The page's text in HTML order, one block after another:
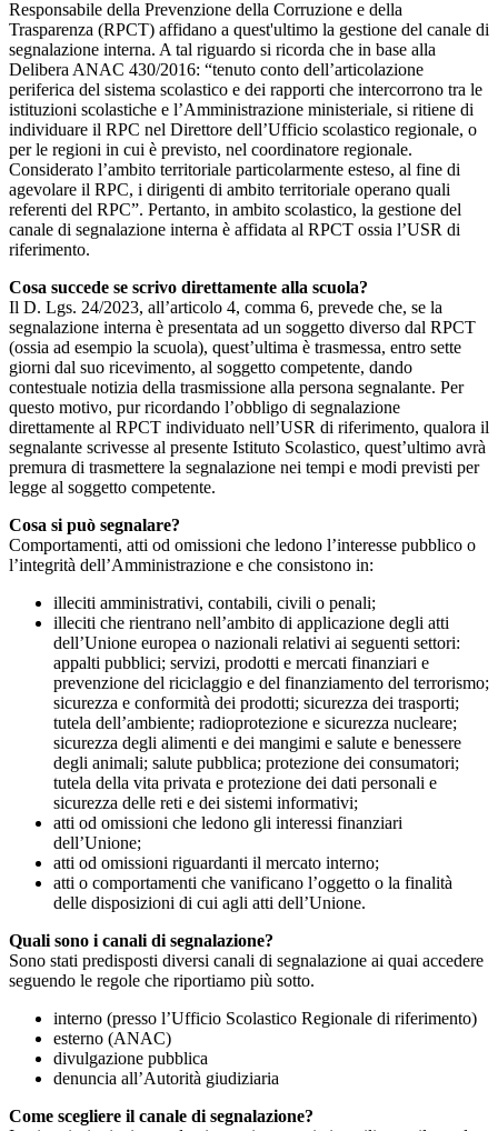
Responsabile della Prevenzione della Corruzione e della
Trasparenza (RPCT) affidano a quest'ultimo la gestione del canale di
segnalazione interna. A tal riguardo si ricorda che in base alla
Delibera ANAC 430/2016: “tenuto conto dell’articolazione
periferica del sistema scolastico e dei rapporti che intercorrono tra le
istituzioni scolastiche e l’Amministrazione ministeriale, si ritiene di
individuare il RPC nel Direttore dell’Ufficio scolastico regionale, o
per le regioni in cui è previsto, nel coordinatore regionale.
Considerato l’ambito territoriale particolarmente esteso, al fine di
agevolare il RPC, i dirigenti di ambito territoriale operano quali
referenti del RPC”. Pertanto, in ambito scolastico, la gestione del
canale di segnalazione interna è affidata al RPCT ossia l’USR di
riferimento.
Cosa succede se scrivo direttamente alla scuola?
Il D. Lgs. 24/2023, all’articolo 4, comma 6, prevede che, se la
segnalazione interna è presentata ad un soggetto diverso dal RPCT
(ossia ad esempio la scuola), quest’ultima è trasmessa, entro sette
giorni dal suo ricevimento, al soggetto competente, dando
contestuale notizia della trasmissione alla persona segnalante. Per
questo motivo, pur ricordando l’obbligo di segnalazione
direttamente al RPCT individuato nell’USR di riferimento, qualora il
segnalante scrivesse al presente Istituto Scolastico, quest’ultimo avrà
premura di trasmettere la segnalazione nei tempi e modi previsti per
legge al soggetto competente.
Cosa si può segnalare?
Comportamenti, atti od omissioni che ledono l’interesse pubblico o
l’integrità dell’Amministrazione e che consistono in:
illeciti amministrativi, contabili, civili o penali;
illeciti che rientrano nell’ambito di applicazione degli atti
dell’Unione europea o nazionali relativi ai seguenti settori:
appalti pubblici; servizi, prodotti e mercati finanziari e
prevenzione del riciclaggio e del finanziamento del terrorismo;
sicurezza e conformità dei prodotti; sicurezza dei trasporti;
tutela dell’ambiente; radioprotezione e sicurezza nucleare;
sicurezza degli alimenti e dei mangimi e salute e benessere
degli animali; salute pubblica; protezione dei consumatori;
tutela della vita privata e protezione dei dati personali e
sicurezza delle reti e dei sistemi informativi;
atti od omissioni che ledono gli interessi finanziari
dell’Unione;
atti od omissioni riguardanti il mercato interno;
atti o comportamenti che vanificano l’oggetto o la finalità
delle disposizioni di cui agli atti dell’Unione.
Quali sono i canali di segnalazione?
Sono stati predisposti diversi canali di segnalazione ai quai accedere
seguendo le regole che riportiamo più sotto.
interno (presso l’Ufficio Scolastico Regionale di riferimento)
esterno (ANAC)
divulgazione pubblica
denuncia all’Autorità giudiziaria
Come scegliere il canale di segnalazione?